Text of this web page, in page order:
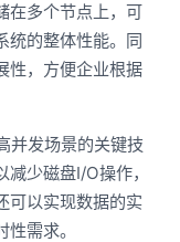
在多个节点上，可
统的整体性能。同
性，方便企业根据
并发场景的关键技
少磁盘I/O操作，
可以实现数据的实
需求。